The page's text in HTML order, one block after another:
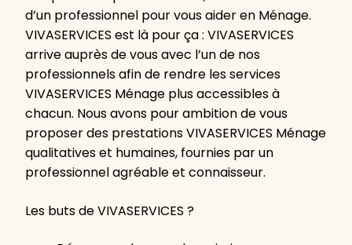
d’un professionnel pour vous aider en Ménage.
VIVASERVICES est là pour ça : VIVASERVICES
arrive auprès de vous avec l’un de nos
professionnels afin de rendre les services
VIVASERVICES Ménage plus accessibles à
chacun. Nous avons pour ambition de vous
proposer des prestations VIVASERVICES Ménage
qualitatives et humaines, fournies par un
professionnel agréable et connaisseur.
Les buts de VIVASERVICES ?